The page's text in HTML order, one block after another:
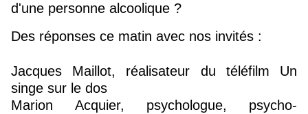
d'une personne alcoolique ?
Des réponses ce matin avec nos invités :
Jacques Maillot, réalisateur du téléfilm Un
singe sur le dos
Marion Acquier, psychologue, psycho-